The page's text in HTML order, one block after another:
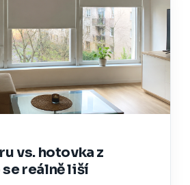
vs. hotovka z
reálně liší